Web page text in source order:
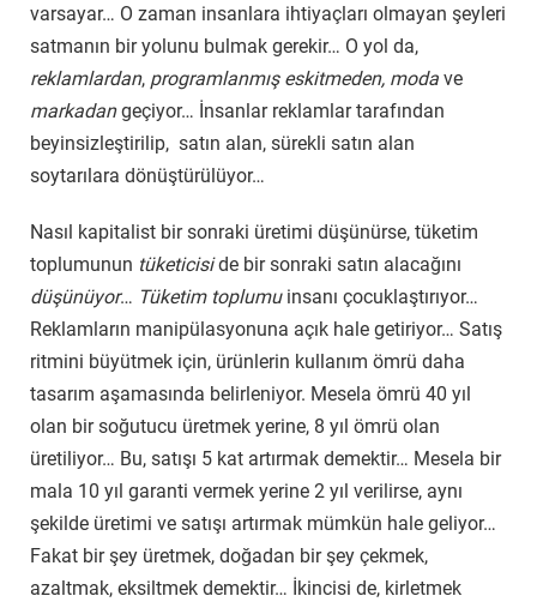
varsayar… O zaman insanlara ihtiyaçları olmayan şeyleri
satmanın bir yolunu bulmak gerekir… O yol da,
reklamlardan, programlanmış eskitmeden, moda ve
markadangeçiyor… İnsanlar reklamlar tarafından
beyinsizleştirilip, satın alan, sürekli satın alan
soytarılara dönüştürülüyor…
Nasıl kapitalist bir sonraki üretimi düşünürse, tüketim
toplumunun tüketiciside bir sonraki satın alacağını
düşünüyor… Tüketim toplumuinsanı çocuklaştırıyor…
Reklamların manipülasyonuna açık hale getiriyor… Satış
ritmini büyütmek için, ürünlerin kullanım ömrü daha
tasarım aşamasında belirleniyor. Mesela ömrü 40 yıl
olan bir soğutucu üretmek yerine, 8 yıl ömrü olan
üretiliyor… Bu, satışı 5 kat artırmak demektir… Mesela bir
mala 10 yıl garanti vermek yerine 2 yıl verilirse, aynı
şekilde üretimi ve satışı artırmak mümkün hale geliyor…
Fakat bir şey üretmek, doğadan bir şey çekmek,
azaltmak, eksiltmek demektir… İkincisi de, kirletmek